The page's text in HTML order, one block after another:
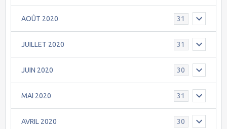
AOÛT 2020 31
JUILLET 2020 31
JUIN 2020 30
MAI 2020 31
AVRIL 2020 30